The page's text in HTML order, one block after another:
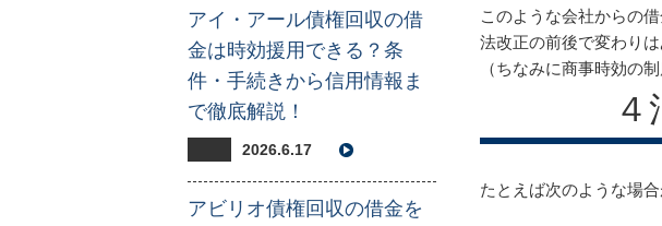
このような会社からの
法改正の前後で変わりは
（ちなみに商事時効の
たとえば次のような場合
アイ・アール債権回収の借
金は時効援用できる？条
件・手続きから信用情報ま
で徹底解説！
2026.6.17
アビリオ債権回収の借金を